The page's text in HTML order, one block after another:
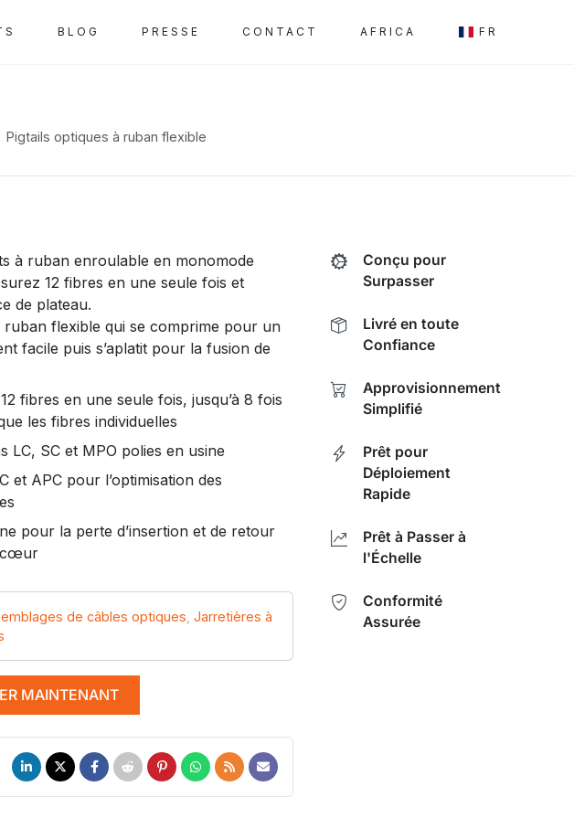
BLOG PRESSE CONTACT AFRICA FR
Pigtails optiques à ruban flexible
à ruban enroulable en monomode
12 fibres en une seule fois et
de plateau.
ruban flexible qui se comprime pour un
facile puis s’aplatit pour la fusion de
fibres en une seule fois, jusqu’à 8 fois
les fibres individuelles
LC, SC et MPO polies en usine
et APC pour l’optimisation des
pour la perte d’insertion et de retour
cœur
de câbles optiques Jarretières à
MAINTENANT
Conçu pour
Surpasser
Livré en toute
Confiance
Approvisionnement
Simplifié
Prêt pour
Déploiement
Rapide
Prêt à Passer à
l'Échelle
Conformité
Assurée